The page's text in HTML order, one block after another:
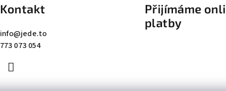
Kontakt
info@jede.to
773 073 054
Přijímáme
platby